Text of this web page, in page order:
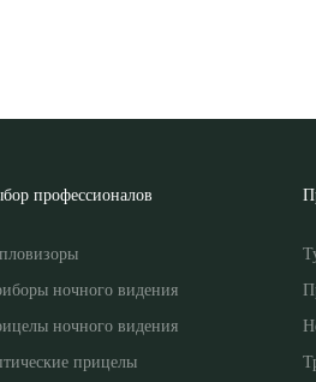
профессионалов
ночного видения
ночного видения
прицелы